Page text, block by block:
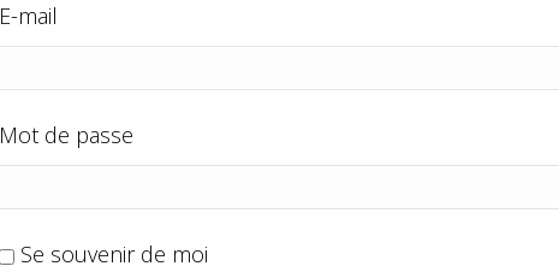
E-mail
Mot de passe
Se souvenir de moi